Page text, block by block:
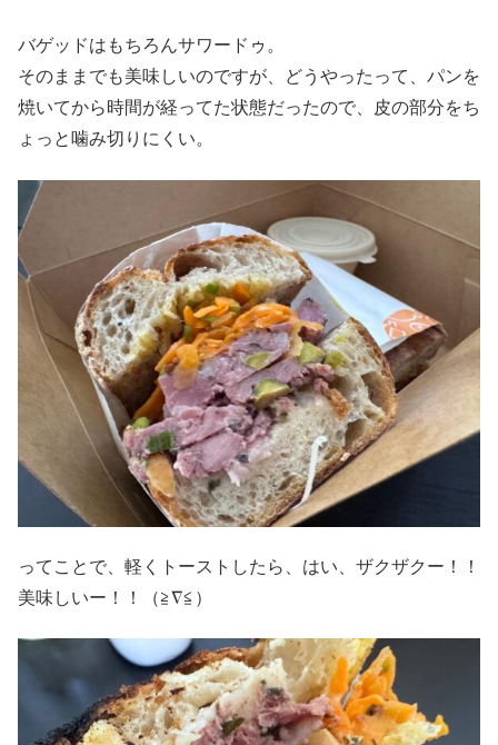
バゲッドはもちろんサワードゥ。
そのままでも美味しいのですが、どうやったって、パンを
焼いてから時間が経ってた状態だったので、皮の部分をち
ょっと噛み切りにくい。
ってことで、軽くトーストしたら、はい、ザクザクー！！
美味しいー！！（≧∇≦）